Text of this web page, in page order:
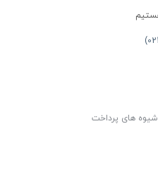
شیوه های پرداخت